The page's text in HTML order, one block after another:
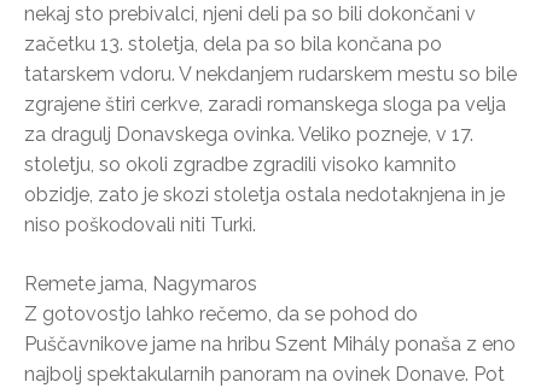
nekaj sto prebivalci, njeni deli pa so bili dokončani v
začetku 13. stoletja, dela pa so bila končana po
tatarskem vdoru. V nekdanjem rudarskem mestu so bile
zgrajene štiri cerkve, zaradi romanskega sloga pa velja
za dragulj Donavskega ovinka. Veliko pozneje, v 17.
stoletju, so okoli zgradbe zgradili visoko kamnito
obzidje, zato je skozi stoletja ostala nedotaknjena in je
niso poškodovali niti Turki.
Remete jama, Nagymaros
Z gotovostjo lahko rečemo, da se pohod do
Puščavnikove jame na hribu Szent Mihály ponaša z eno
najbolj spektakularnih panoram na ovinek Donave. Pot